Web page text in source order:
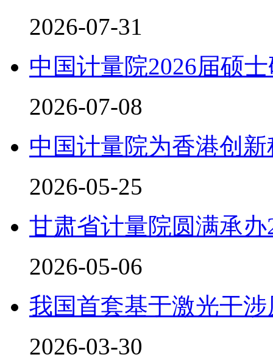
2026-07-31
中国计量院2026届硕
2026-07-08
中国计量院为香港创
2026-05-25
甘肃省计量院圆满承办
2026-05-06
我国首套基于激光干
2026-03-30